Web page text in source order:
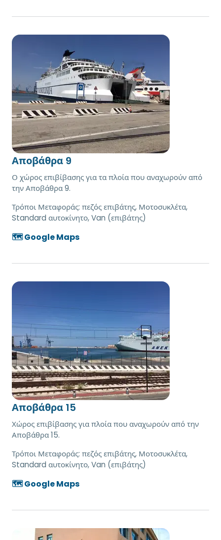
Αποβάθρα 9
Ο χώρος επιβίβασης για τα πλοία που αναχωρούν από
την Αποβάθρα 9.
Τρόποι Μεταφοράς: πεζός επιβάτης, Μοτοσυκλέτα,
Standard αυτοκίνητο, Van (επιβάτης)
🗺️ Google Maps
Αποβάθρα 15
Χώρος επιβίβασης για πλοία που αναχωρούν από την
Αποβάθρα 15.
Τρόποι Μεταφοράς: πεζός επιβάτης, Μοτοσυκλέτα,
Standard αυτοκίνητο, Van (επιβάτης)
🗺️ Google Maps